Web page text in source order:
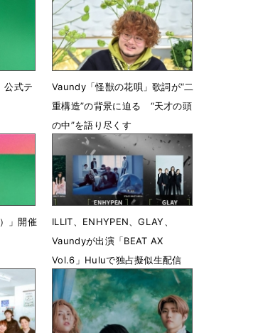
公式テ
Vaundy「怪獣の花唄」歌詞が“二
重構造”の背景に迫る “天才の頭
の中”を語り尽くす
12月12日 18時22分
」開催
ILLIT、ENHYPEN、GLAY、
Vaundyが出演「BEAT AX
Vol.6」Huluで独占擬似生配信
3月12日 23時12分